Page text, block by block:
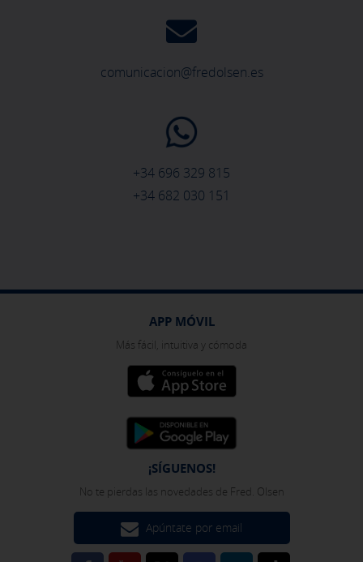
comunicacion@fredolsen.es
+34 696 329 815
+34 682 030 151
APP MÓVIL
Más fácil, intuitiva y cómoda
¡SÍGUENOS!
No te pierdas las novedades de Fred. Olsen
Apúntate por email